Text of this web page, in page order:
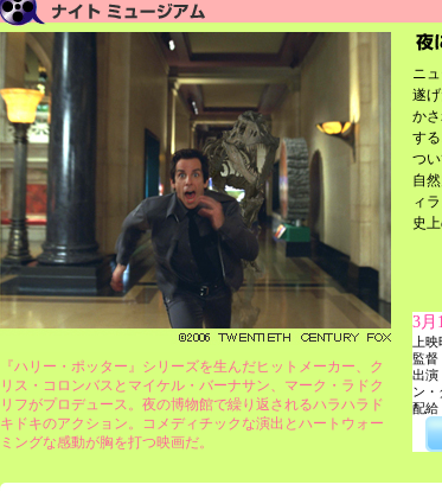
『ハリー・ポッター』シリーズを生んだヒットメーカー、ク
リス・コロンバスとマイケル・バーナサン、マーク・ラドク
リフがプロデュース。夜の博物館で繰り返されるハラハラド
キドキのアクション。コメディチックな演出とハートウォー
ミングな感動が胸を打つ映画だ。
ニ
遂
か
す
つ
自
ィ
史
3月
上
監督
出演
ン
配給